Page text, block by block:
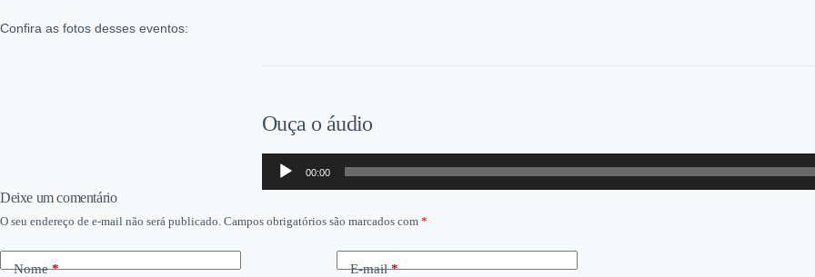
Confira as fotos desses eventos:
Ouça o áudio
Tocador
áudio
00:00
Deixe um comentário
O seu endereço de e-mail não será publicado. Campos obrigatórios são marcados com *
Nome* E-mail*